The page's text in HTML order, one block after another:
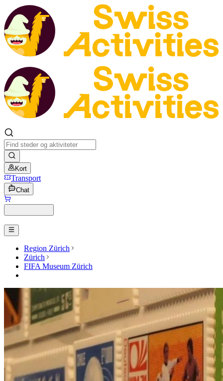
Kort
Transport
Chat
Region Zürich
Zürich
FIFA Museum Zürich